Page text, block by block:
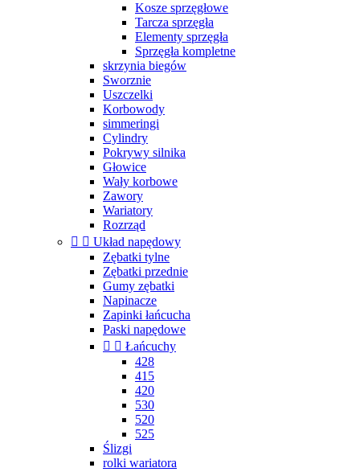
Kosze sprzęgłowe
Tarcza sprzęgła
Elementy sprzęgła
Sprzęgła kompletne
skrzynia biegów
Sworznie
Uszczelki
Korbowody
simmeringi
Cylindry
Pokrywy silnika
Głowice
Wały korbowe
Zawory
Wariatory
Rozrząd
  Układ napędowy
Zębatki tylne
Zębatki przednie
Gumy zębatki
Napinacze
Zapinki łańcucha
Paski napędowe
  Łańcuchy
428
415
420
530
520
525
Ślizgi
rolki wariatora